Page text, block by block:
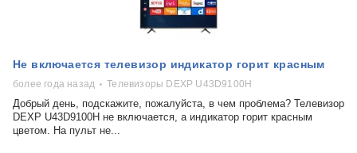
Не включается телевизор индикатор горит красным
более года назад Телевизоры DEXP U43D9100H
Добрый день, подскажите, пожалуйста, в чем проблема? Телевизор
DEXP U43D9100H не включается, а индикатор горит красным
цветом. На пульт не...